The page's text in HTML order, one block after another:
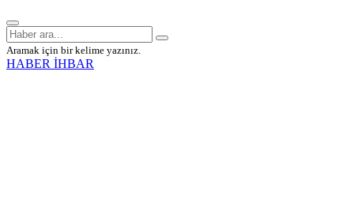
Aramak için bir kelime yazınız.
HABER İHBAR